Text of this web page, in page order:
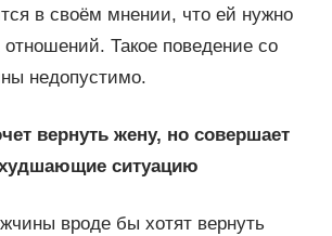
в своём мнении, что ей нужно
Такое поведение со
недопустимо.
вернуть жену, но совершает
ситуацию
вроде бы хотят вернуть